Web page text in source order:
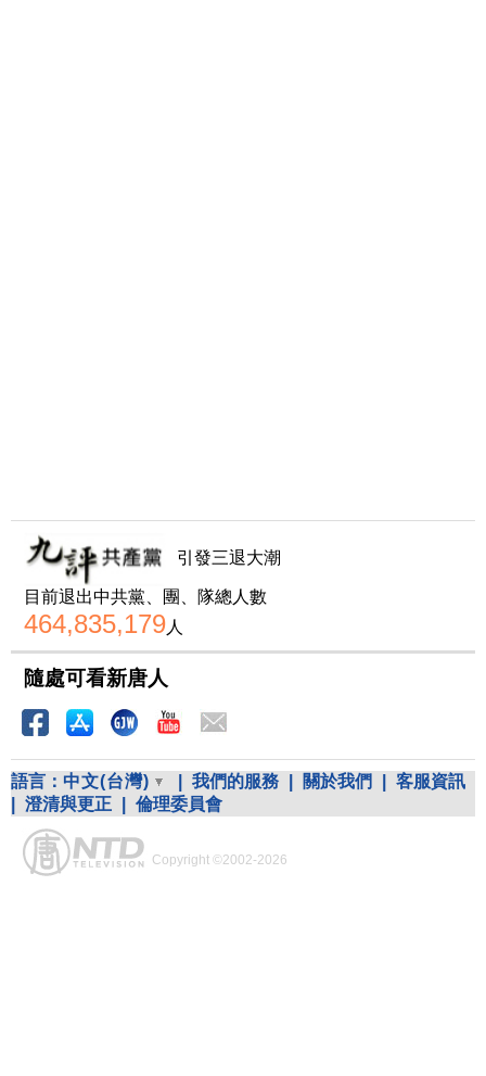
引發三退大潮
目前退出中共黨、團、隊總人數
464,835,179人
隨處可看新唐人
語言： 中文(台灣) 我們的服務 關於我們
客服資訊
澄清與更正 倫理委員會
Copyright ©2002-2026